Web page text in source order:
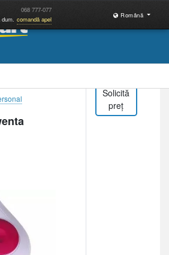
068 777-077
comandă apel
Română
Solicită
preț